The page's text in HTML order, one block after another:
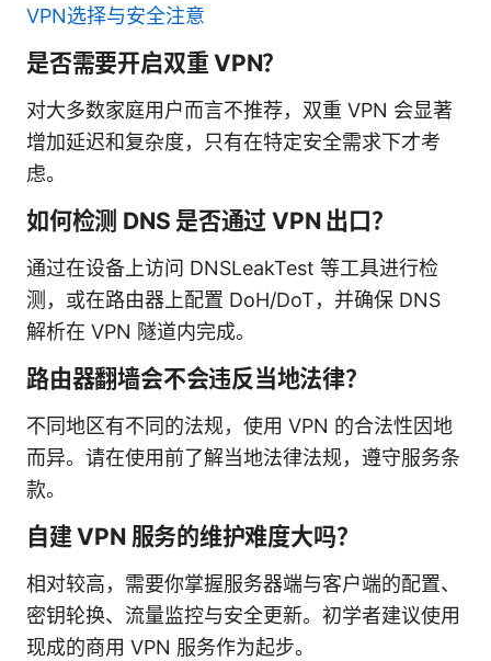
VPN选择与安全注意
是否需要开启双重 VPN？
对大多数家庭用户而言不推荐，双重 VPN 会显著
增加延迟和复杂度，只有在特定安全需求下才考
虑。
如何检测 DNS 是否通过 VPN 出口？
通过在设备上访问 DNSLeakTest 等工具进行检
测，或在路由器上配置 DoH/DoT，并确保 DNS
解析在 VPN 隧道内完成。
路由器翻墙会不会违反当地法律？
不同地区有不同的法规，使用 VPN 的合法性因地
而异。请在使用前了解当地法律法规，遵守服务条
款。
自建 VPN 服务的维护难度大吗？
相对较高，需要你掌握服务器端与客户端的配置、
密钥轮换、流量监控与安全更新。初学者建议使用
现成的商用 VPN 服务作为起步。